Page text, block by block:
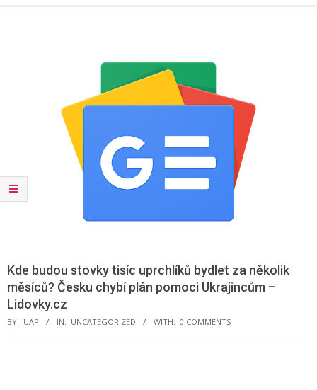
Kde budou stovky tisíc uprchlíků bydlet za několik
měsíců? Česku chybí plán pomoci Ukrajincům –
Lidovky.cz
BY: UAP IN: UNCATEGORIZED WITH: 0 COMMENTS